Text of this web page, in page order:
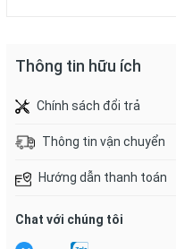
Thông tin hữu ích
Chính sách đổi trả
Thông tin vận chuyển
Hướng dẫn thanh toán
Chat với chúng tôi